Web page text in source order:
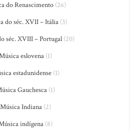
do Renascimento (26)
do séc. XVII – Itália (3)
séc. XVIII – Portugal (20)
eslovena(1)
estadunidense(1)
Gauchesca(1)
Indiana(2)
indígena(8)